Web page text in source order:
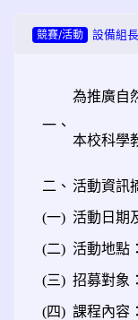
競賽/活動 設備組長
一、
為推廣自
本校科學
二、 活動資訊
(一) 活動日期
(二) 活動地點
(三) 招募對象
(四) 課程內容